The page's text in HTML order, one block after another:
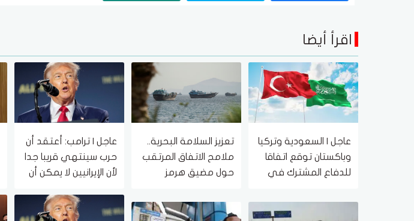
اقرأ أيضا
عاجل | السعودية وتركيا
وباكستان توقع اتفاقا
للدفاع المشترك في
تعزيز السلامة البحرية..
ملامح الاتفاق المرتقب
حول مضيق هرمز
عاجل | ترامب: أعتقد أن
حرب سينتهي قريبا جدا
لأن الإيرانيين لا يمكن أن